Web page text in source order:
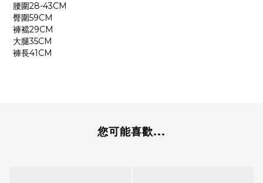
腰圍28-43CM
臀圍59CM
褲襠29CM
大腿35CM
褲長41CM
您可能喜歡...